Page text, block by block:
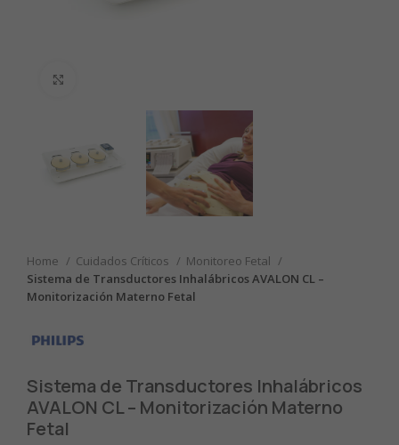
Home Cuidados Críticos
Monitoreo Fetal
Sistema de Transductores Inhalábricos AVALON CL –
Monitorización Materno Fetal
Sistema de Transductores Inhalábricos
AVALON CL – Monitorización Materno
Fetal